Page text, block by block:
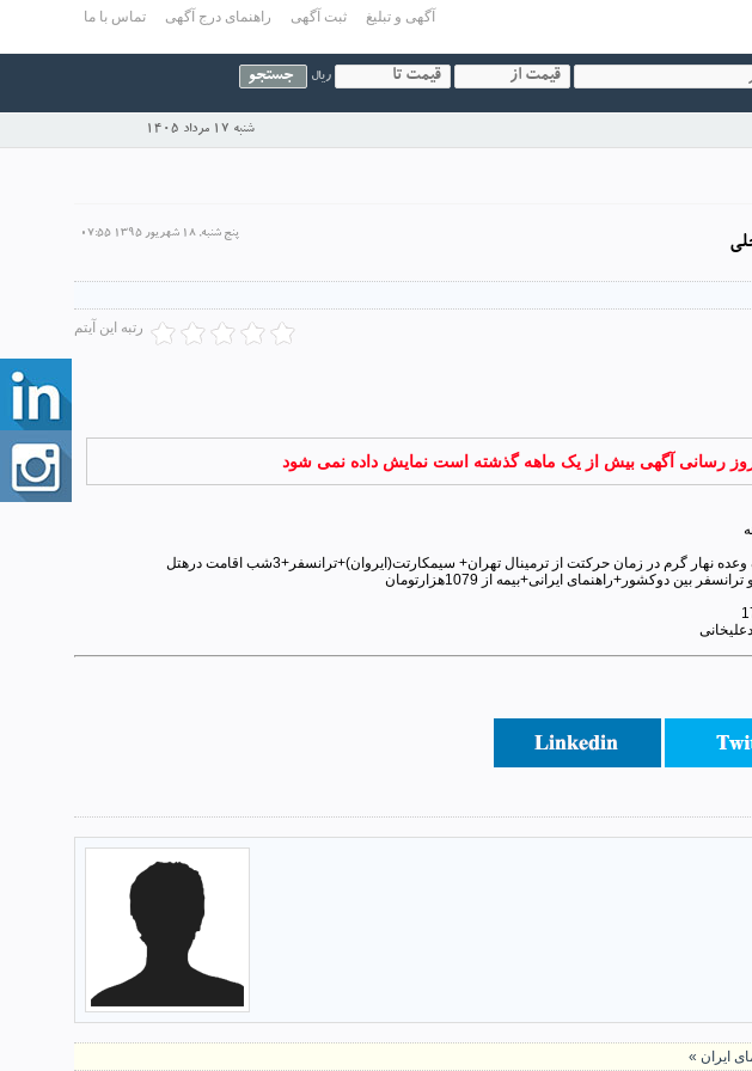
آگهی و تبلیغ ثبت آگهی راهنمای درج آگهی تماس با ما
ریال
شنبه 17 مرداد 1405
پنج شنبه, 18 شهریور 1395 07:55
رتبه این آیتم
روز رسانی آگهی بیش از یک ماهه گذشته است نمایش داده نمی شود
تور9روزه زمینی ایروان+تفلیس همه روزه با اتوبوس25صندلی تختشو+یک وعده نهار گرم در زمان حرکتت از ترمینال تهران+ سیمکارتت(ایروان)+ترانسفر+3شب اقامت درهتل
ایران »